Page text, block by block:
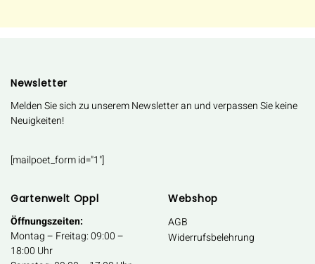
Newsletter
Melden Sie sich zu unserem Newsletter an und verpassen Sie keine
Neuigkeiten!
[mailpoet_form id="1"]
Gartenwelt Oppl
Öffnungszeiten:
Montag – Freitag: 09:00 –
18:00 Uhr
Webshop
AGB
Widerrufsbelehrung